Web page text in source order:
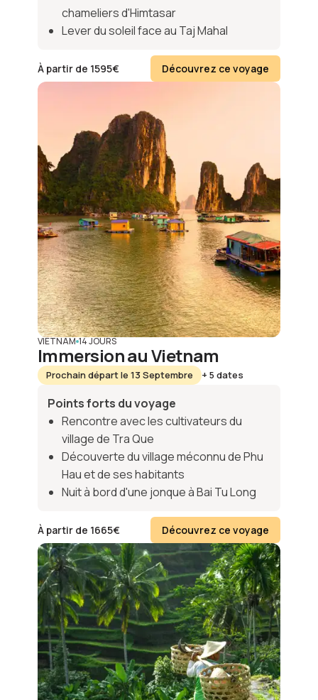
chameliers d'Himtasar
Lever du soleil face au Taj Mahal
À partir de 1595€ Découvrez ce voyage
VIETNAM 14 JOURS
Immersion au Vietnam
Prochain départ le 13 Septembre + 5 dates
Points forts du voyage
Rencontre avec les cultivateurs du
village de Tra Que
Découverte du village méconnu de Phu
Hau et de ses habitants
Nuit à bord d'une jonque à Bai Tu Long
À partir de 1665€ Découvrez ce voyage